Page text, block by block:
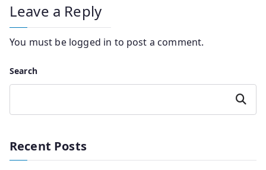
Leave a Reply
You must be logged in to post a comment.
Search
Search
Recent Posts